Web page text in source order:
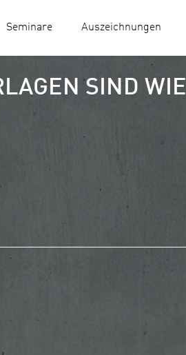
Seminare Auszeichnungen
SIND WIE